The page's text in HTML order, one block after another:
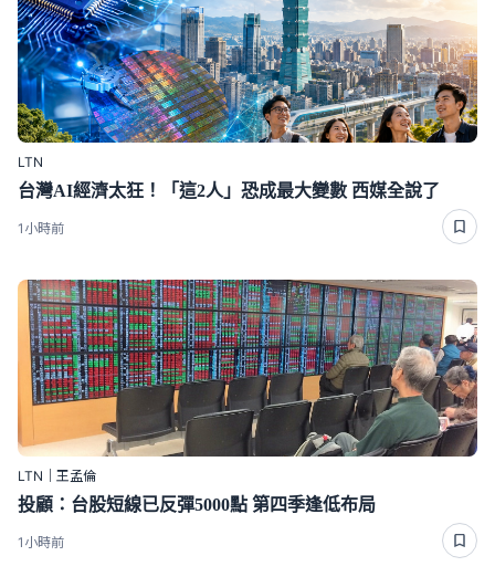
LTN
台灣AI經濟太狂！「這2人」恐成最大變數 西媒全說了
1小時前
LTN｜王孟倫
投顧：台股短線已反彈5000點 第四季逢低布局
1小時前